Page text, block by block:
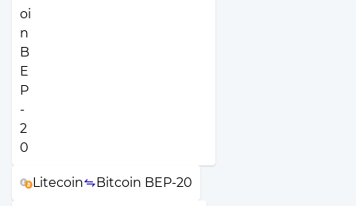
Litecoin Bitcoin BEP-20